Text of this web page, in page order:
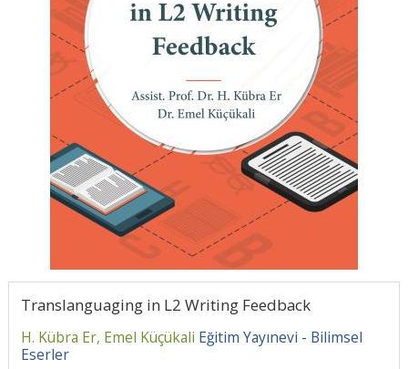
Translanguaging in L2 Writing Feedback
H. Kübra Er, Emel Küçükali Eğitim Yayınevi - Bilimsel
Eserler